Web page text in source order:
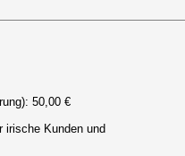
50,00 €
irische Kunden und